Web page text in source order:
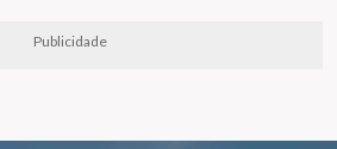
Publicidade